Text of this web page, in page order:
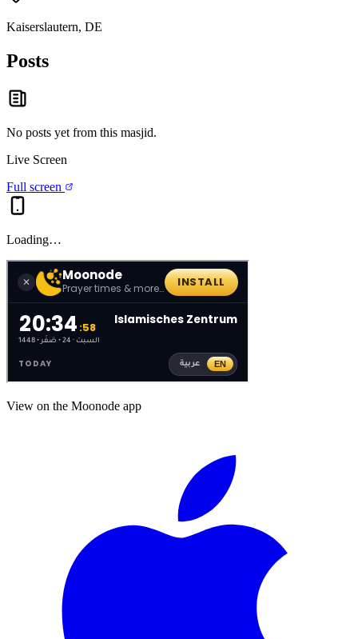
Kaiserslautern, DE
Posts
No posts yet from this masjid.
Live Screen
Full screen
Loading…
View on the Moonode app